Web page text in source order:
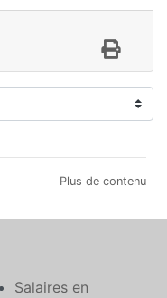
Plus de contenu
Salaires en